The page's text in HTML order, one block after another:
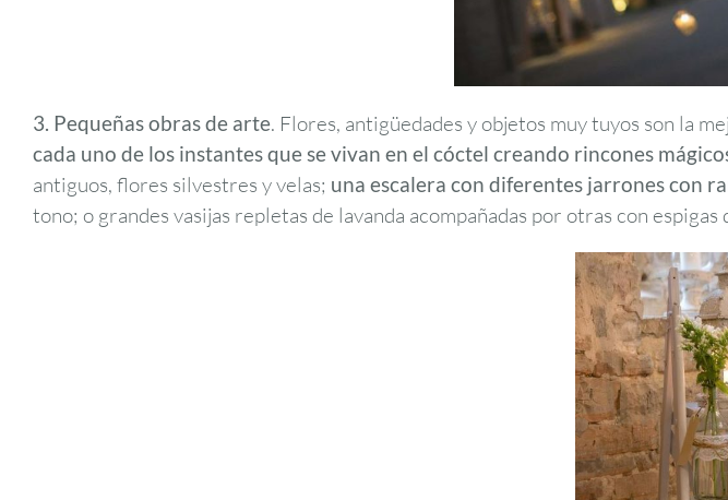
3. Pequeñas obras de arte. Flores, antigüedades y objetos muy tuyos son la
cada uno de los instantes que se vivan en el cóctel creando rincones
antiguos, flores silvestres y velas; una escalera con diferentes jarrones con
tono; o grandes vasijas repletas de lavanda acompañadas por otras con